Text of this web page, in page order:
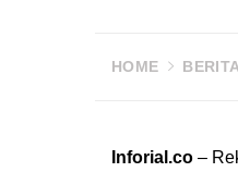
HOME
Inforial.co –